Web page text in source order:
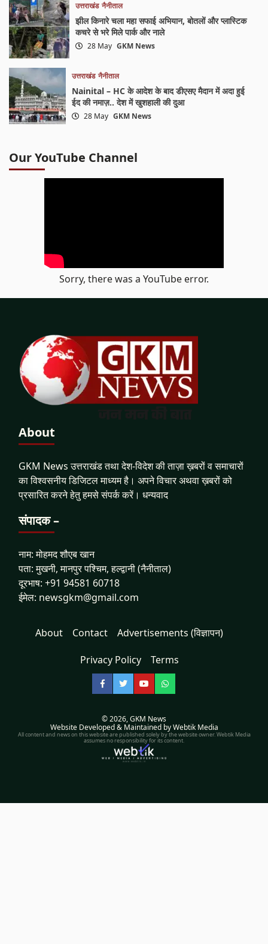
उत्तराखंड नैनीताल
झील किनारे चला महा सफाई अभियान, बोतलों और प्लास्टिक
कचरे से भरे मिले पार्क और नाले
28 May GKM News
उत्तराखंड नैनीताल
Nainital – HC के आदेश के बाद डीएसए मैदान में अदा हुई
ईद की नमाज़.. देश में खुशहाली की दुआ
28 May GKM News
Our YouTube Channel
Sorry, there was a YouTube error.
About
GKM News उत्तराखंड तथा देश-विदेश की ताज़ा ख़बरों व समाचारों
का विश्वसनीय डिजिटल माध्यम है। अपने विचार अथवा ख़बरों को
प्रसारित करने हेतु हमसे संपर्क करें। धन्यवाद
संपादक –
नाम: मोहमद शौएब खान
पता: मुखनी, मानपुर पश्चिम, हल्द्वानी (नैनीताल)
दूरभाष: +91 94581 60718
ईमेल: newsgkm@gmail.com
About Contact Advertisements (विज्ञापन)
Privacy Policy Terms
Facebook
TwitterYouTubeWhatsApp
© 2026,GKM News
Website Developed & Maintained by Webtik Media
All content and news on this website are published solely by the website owner. Webtik Media
assumes no responsibility for its content.